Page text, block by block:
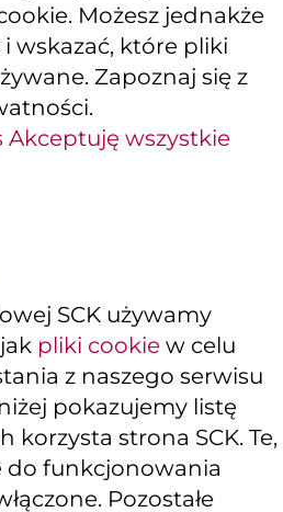
Możesz jednakże
wskazać, które pliki
Zapoznaj się z
Akceptuję wszystkie
SCK używamy
pliki cookie w celu
z naszego serwisu
pokazujemy listę
korzysta strona SCK. Te,
do funkcjonowania
Pozostałe